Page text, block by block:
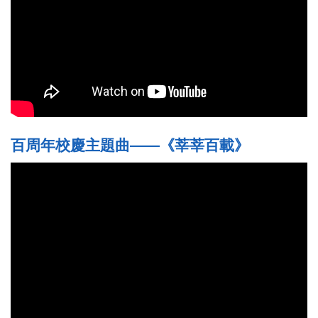
百周年校慶主題曲——《莘莘百載》